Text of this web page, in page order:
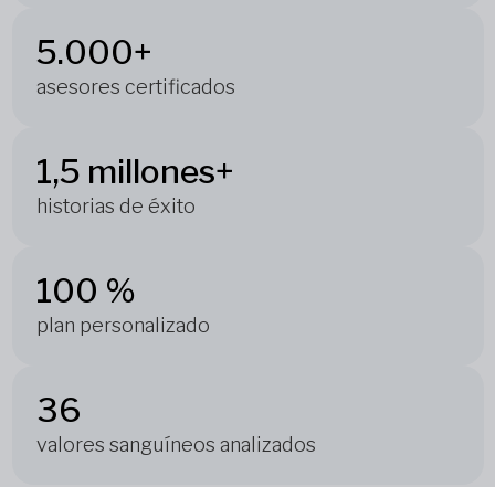
5.000+
asesores certificados
1,5 millones+
historias de éxito
100 %
plan personalizado
36
valores sanguíneos analizados